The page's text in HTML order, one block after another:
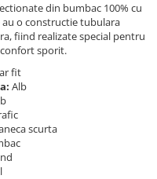
din bumbac 100% cu
au o constructie tubulara
fiind realizate special pentru
sporit.
fit
Alb
scurta